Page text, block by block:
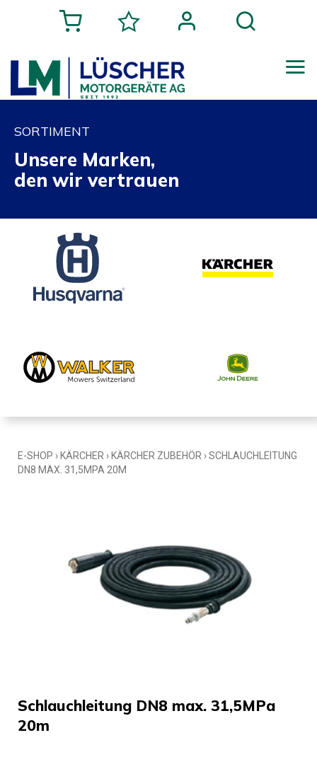
SORTIMENT
Unsere Marken,
den wir vertrauen
E-SHOP › KÄRCHER › KÄRCHER ZUBEHÖR ›SCHLAUCHLEITUNG
DN8 MAX. 31,5MPA 20M
Schlauchleitung DN8 max. 31,5MPa
20m